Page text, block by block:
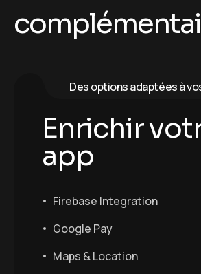
complémentai
Des options adaptées à
Enrichir
app
Firebase Integration
Google Pay
Maps & Location